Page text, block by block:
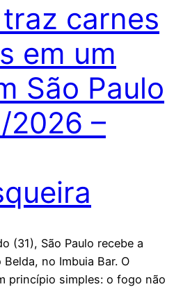
carnes
em um
São Paulo
2026 –
(31), São Paulo recebe a
no Imbuia Bar. O
princípio simples: o fogo não